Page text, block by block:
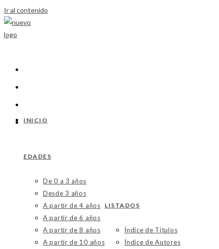
Ir al contenido
INICIO
EDADES
De 0 a 3 años
Desde 3 años
A partir de 4 años
A partir de 6 años
A partir de 8 años
A partir de 10 años
LISTADOS
Índice de Títulos
Índice de Autores